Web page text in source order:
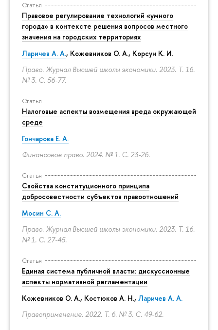
Статья
Правовое регулирование технологий «умного
города» в контексте решения вопросов местного
значения на городских территориях
Ларичев А. А., Кожевников О. А., Корсун К. И.
Право. Журнал Высшей школы экономики. 2023. Т. 16.
№ 3. С. 56-77.
Статья
Налоговые аспекты возмещения вреда окружающей
среде
Гончарова Е. А.
Финансовое право. 2024. № 1. С. 23-26.
Статья
Свойства конституционного принципа
добросовестности субъектов правоотношений
Мосин С. А.
Право. Журнал Высшей школы экономики. 2023. Т. 16.
№ 1. С. 27-45.
Статья
Единая система публичной власти: дискуссионные
аспекты нормативной регламентации
Кожевников О. А., Костюков А. Н., Ларичев А. А.
Правоприменение. 2022. Т. 6. № 3. С. 49-62.